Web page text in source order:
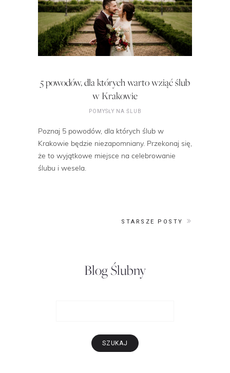
5 powodów, dla których warto wziąć ślub
w Krakowie
POMYSŁY NA ŚLUB
Poznaj 5 powodów, dla których ślub w
Krakowie będzie niezapomniany. Przekonaj się,
że to wyjątkowe miejsce na celebrowanie
ślubu i wesela.
STARSZE POSTY
Blog Ślubny